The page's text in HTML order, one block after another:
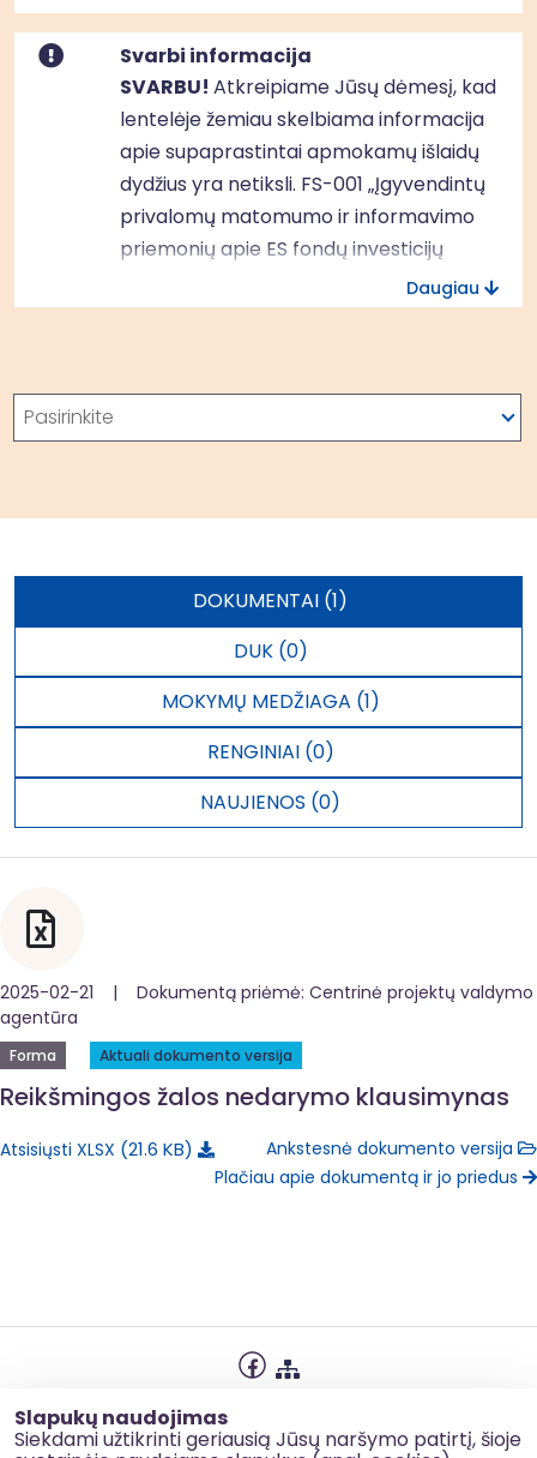
Slapukų naudojimas
Siekdami užtikrinti geriausią Jūsų naršymo patirtį, šioje
Svarbi informacija
SVARBU! Atkreipiame Jūsų dėmesį, kad
lentelėje žemiau skelbiama informacija
apie supaprastintai apmokamų išlaidų
dydžius yra netiksli. FS-001 „Įgyvendintų
privalomų matomumo ir informavimo
priemonių apie ES fondų investicijų
veiklas fiksuotoji suma“ reikia vadovautis
4 versijosinformacija, o FĮ-53
Daugiau
Paieška
Pasirinkite
DOKUMENTAI (1)
DUK (0)
MOKYMŲ MEDŽIAGA (1)
RENGINIAI (0)
NAUJIENOS (0)
2025-02-21 | Dokumentą priėmė: Centrinė projektų valdymo
agentūra
Forma Aktuali dokumento versija
Reikšmingos žalos nedarymo klausimynas
Atsisiųsti XLSX 21.6 KB
Ankstesnė dokumento versija
Plačiau apie dokumentą ir jo priedus
Slapukų naudojimas